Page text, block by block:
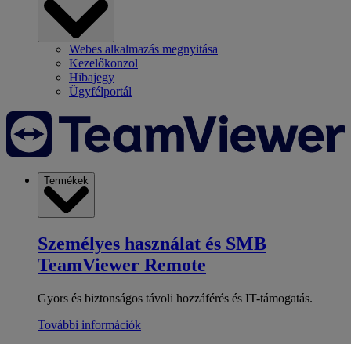
Webes alkalmazás megnyitása
Kezelőkonzol
Hibajegy
Ügyfélportál
Termékek
Személyes használat és SMB
TeamViewer Remote
Gyors és biztonságos távoli hozzáférés és IT-támogatás.
További információk